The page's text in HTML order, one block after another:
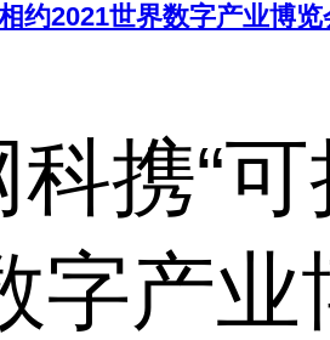
约2021世界数字产业博览
携“
字产